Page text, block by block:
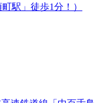
駅」徒歩1分！）